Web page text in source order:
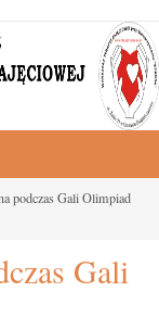
podczas Gali Olimpiad
Gali